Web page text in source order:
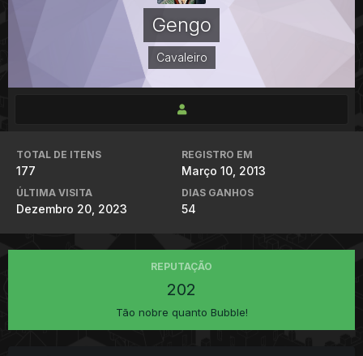
Gengo
Cavaleiro
TOTAL DE ITENS
177
REGISTRO EM
Março 10, 2013
ÚLTIMA VISITA
Dezembro 20, 2023
DIAS GANHOS
54
REPUTAÇÃO
202
Tão nobre quanto Bubble!